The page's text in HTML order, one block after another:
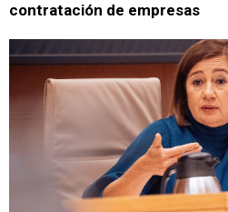
contratación de empresas